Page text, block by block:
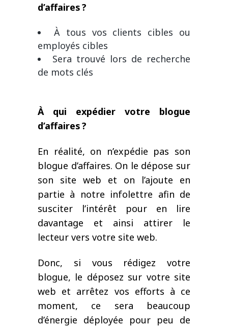
d’affaires ?
À tous vos clients cibles ou
employés cibles
Sera trouvé lors de recherche
de mots clés
À qui expédier votre blogue
d’affaires ?
En réalité, on n’expédie pas son
blogue d’affaires. On le dépose sur
son site web et on l’ajoute en
partie à notre infolettre afin de
susciter l’intérêt pour en lire
davantage et ainsi attirer le
lecteur vers votre site web.
Donc, si vous rédigez votre
blogue, le déposez sur votre site
web et arrêtez vos efforts à ce
moment, ce sera beaucoup
d’énergie déployée pour peu de